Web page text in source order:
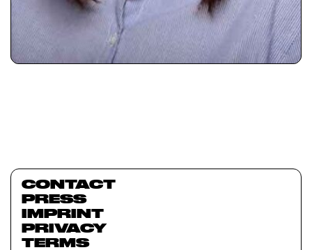
CONTACT
PRESS
IMPRINT
PRIVACY
TERMS